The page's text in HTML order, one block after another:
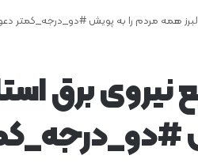
همه مردم را به پویش #دو_درجه_كمتر
برق